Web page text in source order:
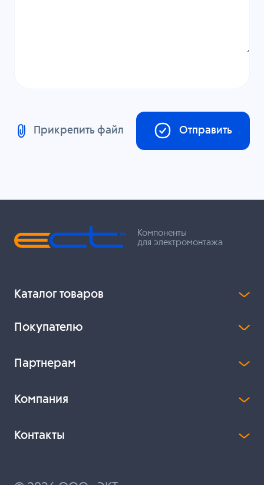
Прикрепить файл Отправить
Компоненты
для электромонтажа
Каталог товаров
Покупателю
Партнерам
Компания
Контакты